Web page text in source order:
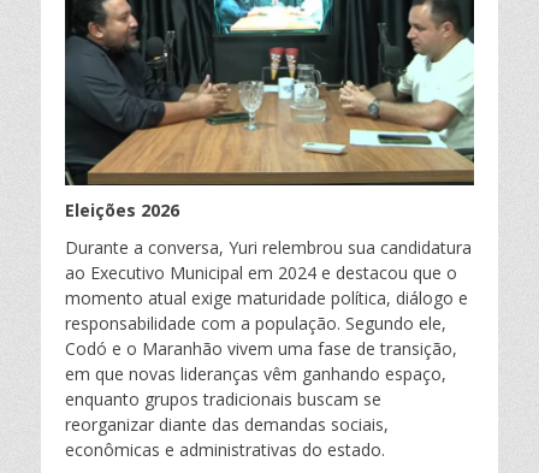
Eleições 2026
Durante a conversa, Yuri relembrou sua candidatura
ao Executivo Municipal em 2024 e destacou que o
momento atual exige maturidade política, diálogo e
responsabilidade com a população. Segundo ele,
Codó e o Maranhão vivem uma fase de transição,
em que novas lideranças vêm ganhando espaço,
enquanto grupos tradicionais buscam se
reorganizar diante das demandas sociais,
econômicas e administrativas do estado.